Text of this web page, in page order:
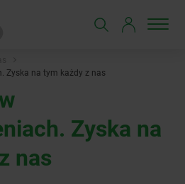
Zyska na tym każdy z nas
Zyska na
nas